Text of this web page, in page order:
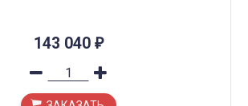
143 040 ₽